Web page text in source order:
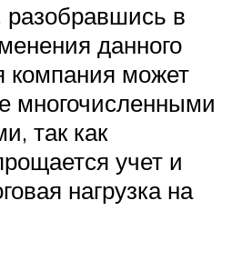
в
данного
компания может
многочисленными
так как
учет и
нагрузка на